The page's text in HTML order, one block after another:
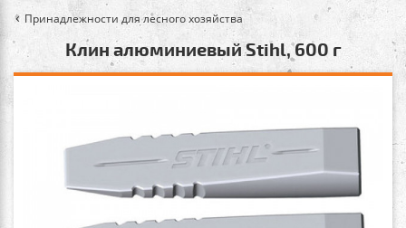
Принадлежности для лесного хозяйства
Клин алюминиевый Stihl, 600 г